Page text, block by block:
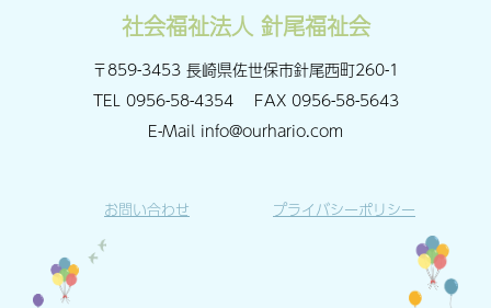
社会福祉法人 針尾福祉会
〒859-3453 長崎県佐世保市針尾西町260-1
TEL 0956-58-4354FAX 0956-58-5643
E-Mail info@ourhario.com
お問い合わせ プライバシーポリシー